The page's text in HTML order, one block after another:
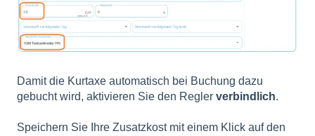
Damit die Kurtaxe automatisch bei Buchung dazu
gebucht wird, aktivieren Sie den Regler verbindlich.
Speichern Sie Ihre Zusatzkost mit einem Klick auf den